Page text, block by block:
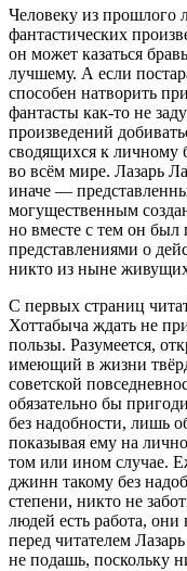
Человеку из прошлого
фантастических
он может казаться
лучшему. А если
способен натворить
фантасты как-то не
произведений
сводящихся к
во всём мире. Лазарь
иначе —
могущественным
но вместе с тем он был
представлениями о
никто из ныне
С первых страниц
Хоттабыча ждать не
пользы. Разумеется,
имеющий в жизни
советской
обязательно бы
без надобности, лишь
показывая ему на
том или ином случае.
джинн такому без
степени, никто не
людей есть работа,
перед читателем
не подашь, поскольку